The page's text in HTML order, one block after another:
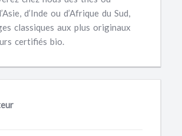
d’Inde ou d’Afrique du Sud,
classiques aux plus originaux
certifiés bio.